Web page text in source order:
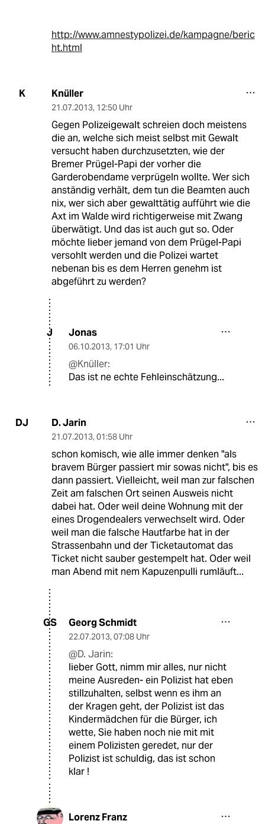
http://www.amnestypolizei.de/kampagne/beric
ht.html
K Knüller
21.07.2013, 12:50 Uhr
Gegen Polizeigewalt schreien doch meistens
die an, welche sich meist selbst mit Gewalt
versucht haben durchzusetzten, wie der
Bremer Prügel-Papi der vorher die
Garderobendame verprügeln wollte. Wer sich
anständig verhält, dem tun die Beamten auch
nix, wer sich aber gewalttätig aufführt wie die
Axt im Walde wird richtigerweise mit Zwang
überwätigt. Und das ist auch gut so. Oder
möchte lieber jemand von dem Prügel-Papi
versohlt werden und die Polizei wartet
nebenan bis es dem Herren genehm ist
abgeführt zu werden?
J Jonas
06.10.2013, 17:01 Uhr
@Knüller:
Das ist ne echte Fehleinschätzung...
DJ D. Jarin
21.07.2013, 01:58 Uhr
schon komisch, wie alle immer denken "als
bravem Bürger passiert mir sowas nicht", bis es
dann passiert. Vielleicht, weil man zur falschen
Zeit am falschen Ort seinen Ausweis nicht
dabei hat. Oder weil deine Wohnung mit der
eines Drogendealers verwechselt wird. Oder
weil man die falsche Hautfarbe hat in der
Strassenbahn und der Ticketautomat das
Ticket nicht sauber gestempelt hat. Oder weil
man Abend mit nem Kapuzenpulli rumläuft...
GS Georg Schmidt
22.07.2013, 07:08 Uhr
@D. Jarin:
lieber Gott, nimm mir alles, nur nicht
meine Ausreden- ein Polizist hat eben
stillzuhalten, selbst wenn es ihm an
der Kragen geht, der Polizist ist das
Kindermädchen für die Bürger, ich
wette, Sie haben noch nie mit mit
einem Polizisten geredet, nur der
Polizist ist schuldig, das ist schon
klar !
Lorenz Franz